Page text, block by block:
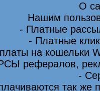
О
Нашим
- Платные
- Платные
на кошельки
рефералов,
-
так же